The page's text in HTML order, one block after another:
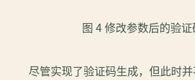
图 4 修改参数后的验
尽管实现了验证码生成，但此时并